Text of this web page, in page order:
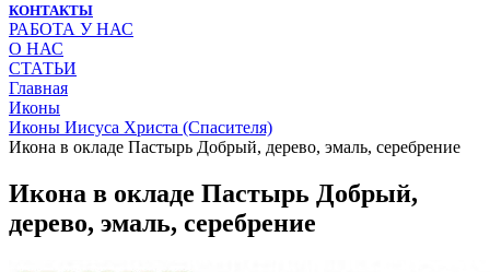
КОНТАКТЫ
РАБОТА У НАС
О НАС
СТАТЬИ
Главная
Иконы
Иконы Иисуса Христа (Спасителя)
Икона в окладе Пастырь Добрый, дерево, эмаль, серебрение
Икона в окладе Пастырь Добрый,
дерево, эмаль, серебрение